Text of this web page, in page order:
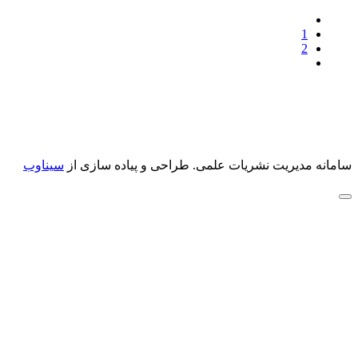
1
2
سامانه مدیریت نشریات علمی. طراحی و پیاده سازی از سیناوب